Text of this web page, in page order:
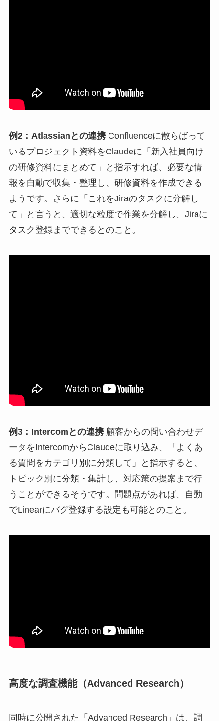
例2：Atlassianとの連携Confluenceに散らばって
いるプロジェクト資料をClaudeに「新入社員向け
の研修資料にまとめて」と指示すれば、必要な情
報を自動で収集・整理し、研修資料を作成できる
ようです。さらに「これをJiraのタスクに分解し
て」と言うと、適切な粒度で作業を分解し、Jiraに
タスク登録までできるとのこと。
例3：Intercomとの連携顧客からの問い合わせデ
ータをIntercomからClaudeに取り込み、「よくあ
る質問をカテゴリ別に分類して」と指示すると、
トピック別に分類・集計し、対応策の提案まで行
うことができるそうです。問題点があれば、自動
でLinearにバグ登録する設定も可能とのこと。
高度な調査機能（Advanced Research）
同時に公開された「Advanced Research」は、調